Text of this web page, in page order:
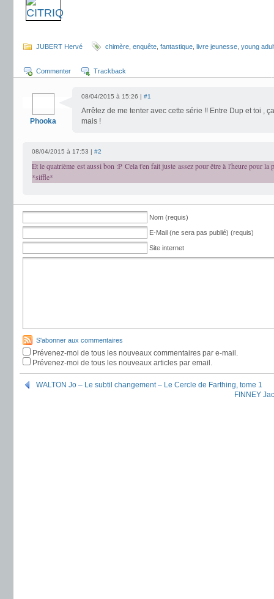
JUBERT Hervé chimère enquête fantastique livre jeunesse young
Commenter Trackback
Phooka
08/04/2015 à 15:26 | #1
Arrêtez de me tenter avec cette série !! Entre Dup et toi ,
mais !
08/04/2015 à 17:53 | #2
Et le quatrième est aussi bon :P Cela t'en fait juste assez pour être à l'heure pour la
*siffle*
Nom (requis)
E-Mail (ne sera pas publié) (requis)
Site internet
S'abonner aux commentaires
Prévenez-moi de tous les nouveaux commentaires par e-mail.
Prévenez-moi de tous les nouveaux articles par email.
WALTON Jo – Le subtil changement – Le Cercle de Farthing, tome 1
FINNEY